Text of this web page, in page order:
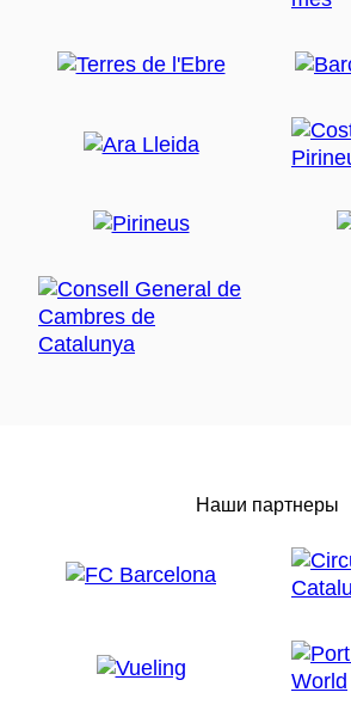
Наши партнеры